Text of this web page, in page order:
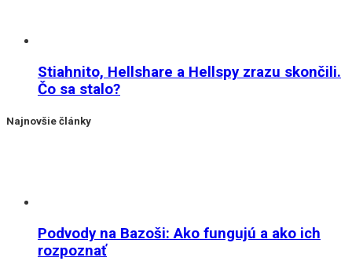
Stiahnito, Hellshare a Hellspy zrazu skončili.
Čo sa stalo?
Najnovšie články
Podvody na Bazoši: Ako fungujú a ako ich
rozpoznať